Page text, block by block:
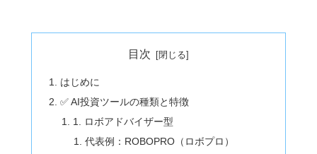
目次
はじめに
✅ AI投資ツールの種類と特徴
1. ロボアドバイザー型
代表例：ROBOPRO（ロボプロ）